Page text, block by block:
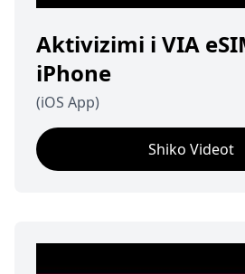
Aktivizimi i VIA
iPhone
(iOS App)
Shiko Videot